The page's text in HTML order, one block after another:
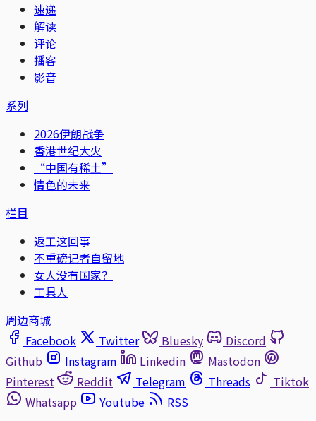
速递
解读
评论
播客
影音
系列
2026伊朗战争
香港世纪大火
“中国有稀土”
情色的未来
栏目
返工这回事
不重磅记者自留地
女人没有国家？
工具人
周边商城
Facebook
Twitter Bluesky
Discord
Github
Instagram Linkedin
Mastodon
Pinterest
Reddit Telegram Threads
Tiktok
Whatsapp
Youtube
RSS